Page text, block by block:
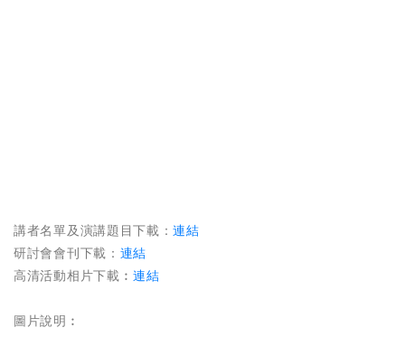
講者名單及演講題目下載：連結
研討會會刊下載： 連結
高清活動相片下載︰連結
圖片說明︰